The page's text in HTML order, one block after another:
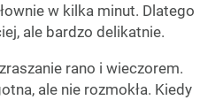
w kilka minut. Dlatego
ale bardzo delikatnie.
rano i wieczorem.
ale nie rozmokła. Kiedy